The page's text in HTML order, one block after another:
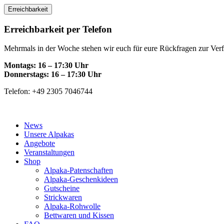
Skip
to
content
Erreichbarkeit
Erreichbarkeit per Telefon
Mehrmals in der Woche stehen wir euch für eure Rückfragen zur
Montags: 16 – 17:30 Uhr
Donnerstags: 16 – 17:30 Uhr
Telefon: +49 2305 7046744
News
Unsere Alpakas
Angebote
Veranstaltungen
Shop
Alpaka-Patenschaften
Alpaka-Geschenkideen
Gutscheine
Strickwaren
Alpaka-Rohwolle
Bettwaren und Kissen